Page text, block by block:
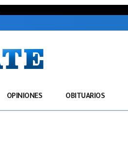
OPINIONES OBITUARIOS